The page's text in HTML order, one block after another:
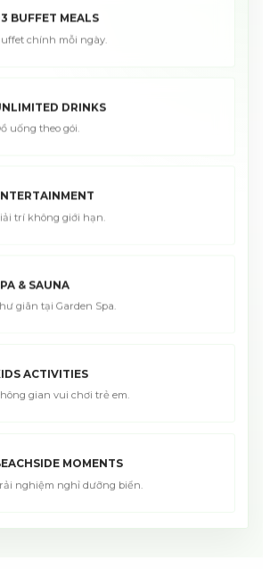
BUFFET MEALS
chính mỗi ngày.
DRINKS
uống theo gói.
trí không giới hạn.
& SAUNA
giãn tại Garden Spa.
ACTIVITIES
gian vui chơi trẻ em.
MOMENTS
nghiệm nghỉ dưỡng biển.